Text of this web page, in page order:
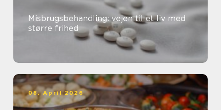
Misbrugsbehandling: vejen til et liv med
større frihed
08. April 2026